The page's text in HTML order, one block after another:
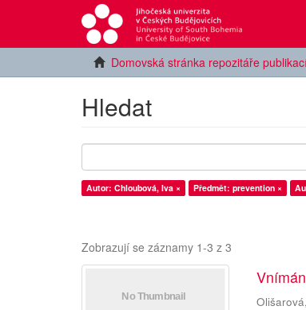
Domovská stránka repozitáře
Hledat
Autor: Chloubová, Iva × Předmět: prevention ×
Zobrazují se záznamy 1-3 z 3